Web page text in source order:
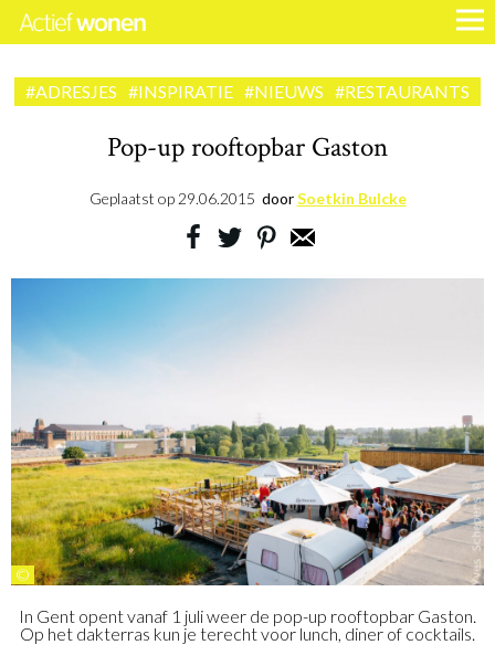
#ADRESJES #INSPIRATIE #NIEUWS #RESTAURANTS
Pop-up rooftopbar Gaston
Geplaatst op 29.06.2015 doorSoetkin Bulcke
©
In Gent opent vanaf 1 juli weer de pop-up rooftopbar Gaston.
Op het dakterras kun je terecht voor lunch, diner of cocktails.